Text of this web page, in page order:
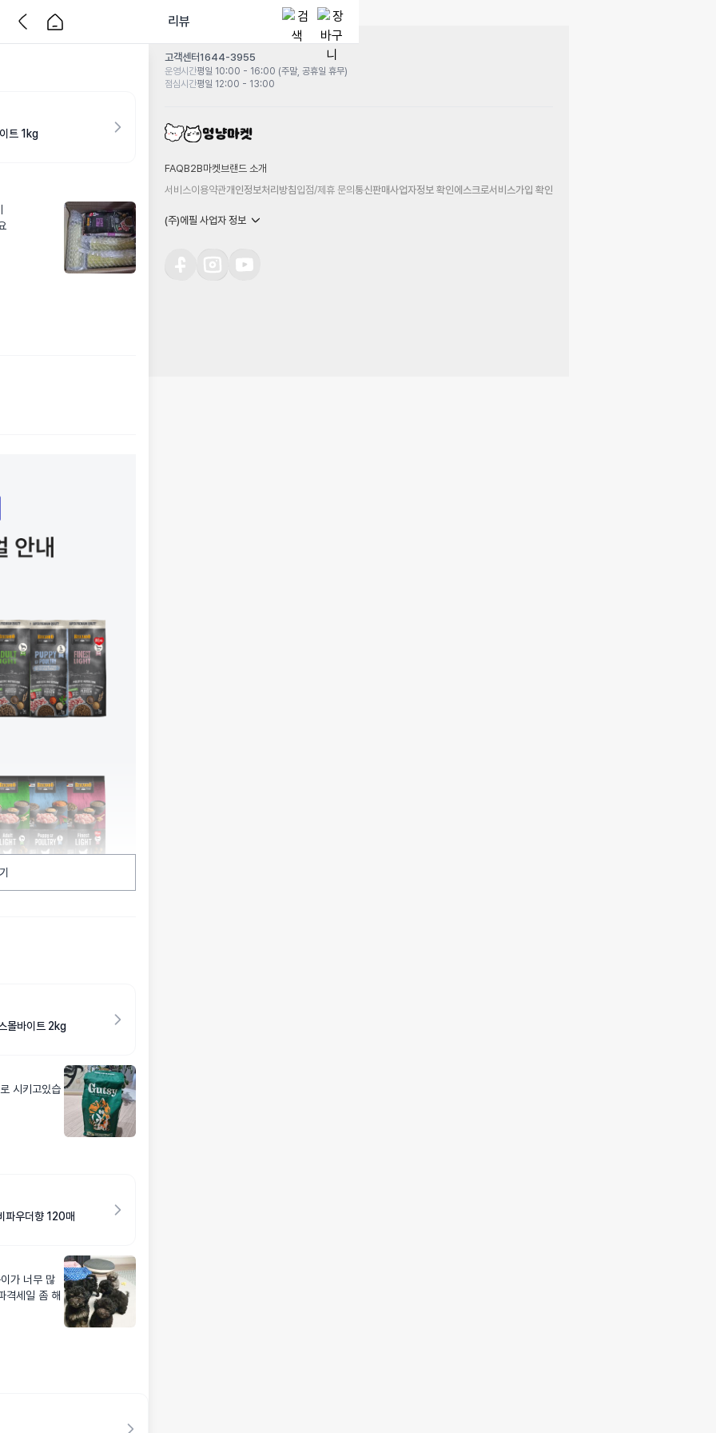
리뷰
트 1kg
몰바이트 2kg
시키고있습
파우더향 120매
가 너무 많
격세일 좀 해
고객센터1644-3955
운영시간평일 10:00 - 16:00 (주말, 공휴일 휴무)
점심시간평일 12:00 - 13:00
FAQB2B마켓 브랜드 소개
서비스이용약관개인정보처리방침입점/제휴 문의통신판매사업자정보 확인에스크로서비스가입 확인
(주)에필 사업자 정보